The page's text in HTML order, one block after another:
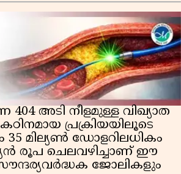
അടി നീളമുള്ള വിഖ്യാത
പ്രക്രിയയിലൂടെ
മില്യൺ ഡോളറിലധികം
രൂപ ചെലവഴിച്ചാണ് ഈ
ജോലികളും